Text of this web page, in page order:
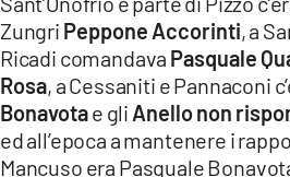
Zungri Peppone Accorinti, a
Ricadi comandava Pasquale
Rosa, a Cessaniti e Pannaconi
Bonavotae gli Anellonon
ed all’epoca a mantenere i
Mancuso era Pasquale